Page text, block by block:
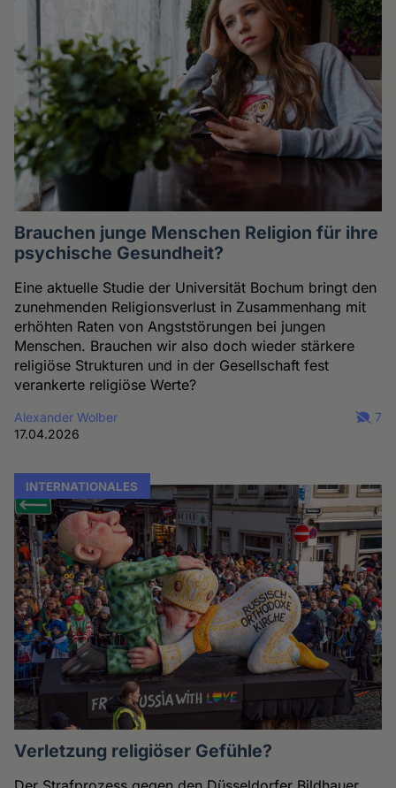
Brauchen junge Menschen Religion für ihre
psychische Gesundheit?
Eine aktuelle Studie der Universität Bochum bringt den
zunehmenden Religionsverlust in Zusammenhang mit
erhöhten Raten von Angststörungen bei jungen
Menschen. Brauchen wir also doch wieder stärkere
religiöse Strukturen und in der Gesellschaft fest
verankerte religiöse Werte?
Alexander Wolber
17.04.2026
7
INTERNATIONALES
Verletzung religiöser Gefühle?